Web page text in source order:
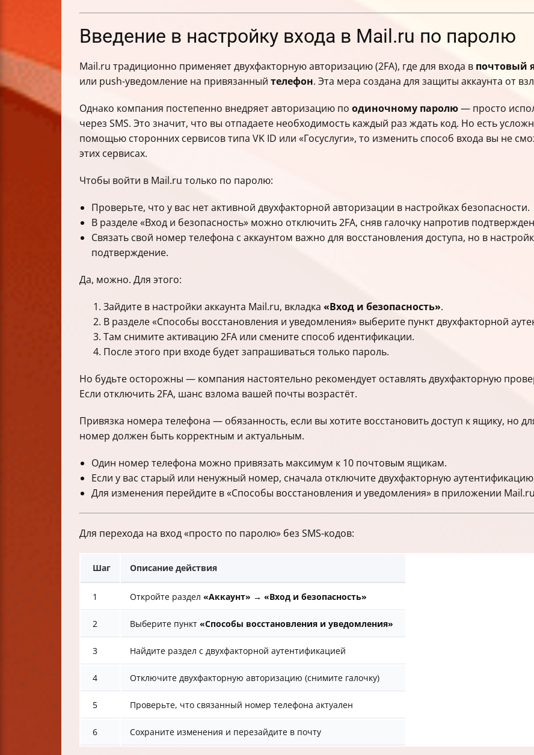
Введение в настройку входа в Mail.ru по паролю
Mail.ru традиционно применяет двухфакторную авторизацию (2FA), где для входа в почтовый
или push-уведомление на привязанный телефон. Эта мера создана для защиты аккаунта от
Однако компания постепенно внедряет авторизацию по одиночному паролю— просто
через SMS. Это значит, что вы отпадаете необходимость каждый раз ждать код. Но есть
помощью сторонних сервисов типа VK ID или «Госуслуги», то изменить способ входа вы не
этих сервисах.
Чтобы войти в Mail.ru только по паролю:
Проверьте, что у вас нет активной двухфакторной авторизации в настройках безопасности.
В разделе «Вход и безопасность» можно отключить 2FA, сняв галочку напротив
Связать свой номер телефона с аккаунтом важно для восстановления доступа, но в
подтверждение.
Да, можно. Для этого:
Зайдите в настройки аккаунта Mail.ru, вкладка «Вход и безопасность».
В разделе «Способы восстановления и уведомления» выберите пункт двухфакторной
Там снимите активацию 2FA или смените способ идентификации.
После этого при входе будет запрашиваться только пароль.
Но будьте осторожны — компания настоятельно рекомендует оставлять двухфакторную
Если отключить 2FA, шанс взлома вашей почты возрастёт.
Привязка номера телефона — обязанность, если вы хотите восстановить доступ к ящику, но
номер должен быть корректным и актуальным.
Один номер телефона можно привязать максимум к 10 почтовым ящикам.
Если у вас старый или ненужный номер, сначала отключите двухфакторную
Для изменения перейдите в «Способы восстановления и уведомления» в приложении
Для перехода на вход «просто по паролю» без SMS-кодов:
Шаг Описание действия
1 Откройте раздел «Аккаунт» → «Вход и безопасность»
2 Выберите пункт «Способы восстановления и уведомления»
3 Найдите раздел с двухфакторной аутентификацией
4 Отключите двухфакторную авторизацию (снимите галочку)
5 Проверьте, что связанный номер телефона актуален
6 Сохраните изменения и перезайдите в почту